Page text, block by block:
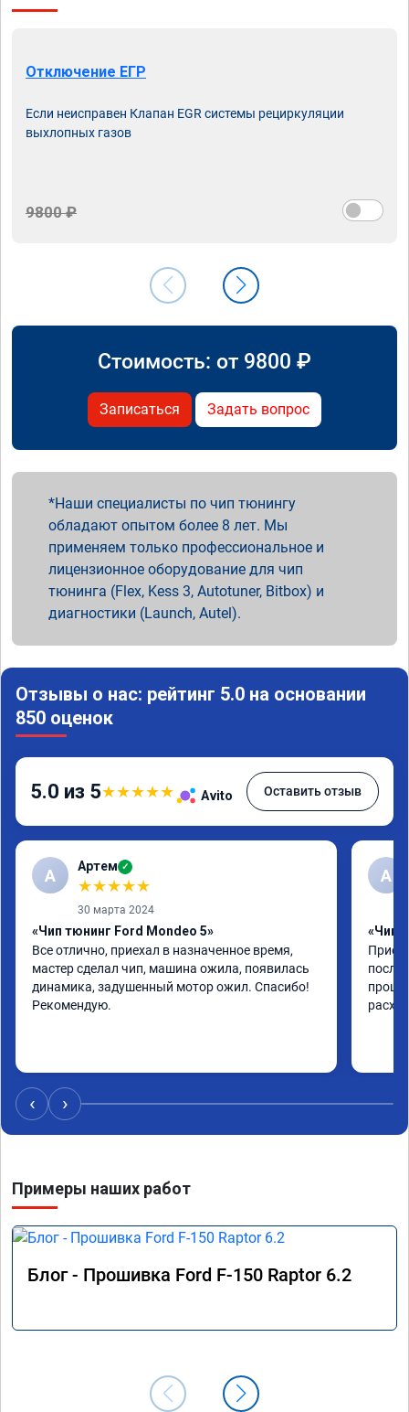
Отключение ЕГР
Если неисправен Клапан EGR системы рециркуляции
выхлопных газов
9800 ₽
Стоимость: от 9800 ₽
Записаться Задать вопрос
Наши специалисты по чип тюнингу
обладают опытом более 8 лет. Мы
применяем только профессиональное и
лицензионное оборудование для чип
тюнинга (Flex, Kess 3, Autotuner, Bitbox) и
диагностики (Launch, Autel).
Отзывы о нас: рейтинг 5.0 на основании
850 оценок
5.0 из 5★★★★★ Avito Оставить отзыв
А Артем ✓
★★★★★
30 марта 2024
«Чип тюнинг Ford Mondeo 5»
Все отлично, приехал в назначенное время,
мастер сделал чип, машина ожила, появилась
динамика, задушенный мотор ожил. Спасибо!
Рекомендую.
А
«Чип
после
‹ ›
Примеры наших работ
Блог - Прошивка Ford F-150 Raptor 6.2